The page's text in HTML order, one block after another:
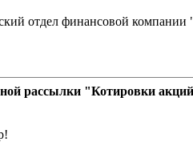
отдел финансовой
рассылки "Котировки